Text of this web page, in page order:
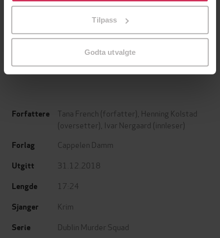
Tilpass
Godta utvalgte
Minnesota
Satans segl
Forfattere Tana French (forfatter), Henning Kolstad
(oversetter), Ivar Nergaard (innleser)
Forlag Cappelen Damm
Utgitt 31.12.2018
Lengde 17:24
Sjanger Krim
Serie Dublin Murder Squad